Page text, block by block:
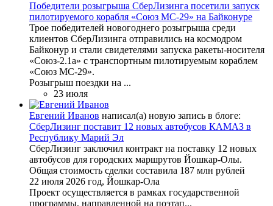
Победители розыгрыша СберЛизинга посетили запуск
пилотируемого корабля «Союз МС-29» на Байконуре
Трое победителей новогоднего розыгрыша среди
клиентов СберЛизинга отправились на космодром
Байконур и стали свидетелями запуска ракеты-носителя
«Союз-2.1а» с транспортным пилотируемым кораблем
«Союз МС-29».
Розыгрыш поездки на ...
23 июля
Евгений Иванов написал(а) новую запись в блоге:
СберЛизинг поставит 12 новых автобусов КАМАЗ в
Республику Марий Эл
СберЛизинг заключил контракт на поставку 12 новых
автобусов для городских маршрутов Йошкар-Олы.
Общая стоимость сделки составила 187 млн рублей
22 июля 2026 год, Йошкар-Ола
Проект осуществляется в рамках государственной
программы, направленной на поэтап...